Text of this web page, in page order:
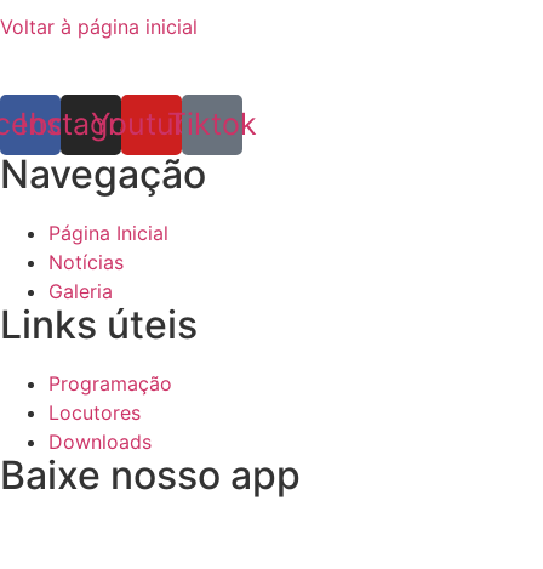
Voltar à página inicial
Instagram
YoutubeTiktok
Navegação
Página Inicial
Notícias
Galeria
Links úteis
Programação
Locutores
Downloads
Baixe nosso app